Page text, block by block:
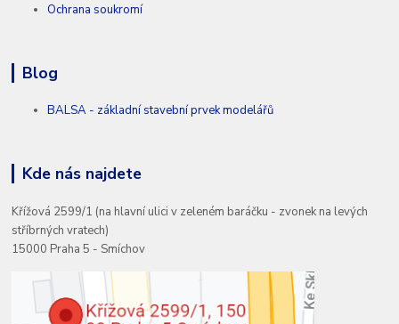
Ochrana soukromí
Blog
BALSA - základní stavební prvek modelářů
Kde nás najdete
Křížová 2599/1 (na hlavní ulici v zeleném baráčku - zvonek na levých
stříbrných vratech)
15000 Praha 5 - Smíchov